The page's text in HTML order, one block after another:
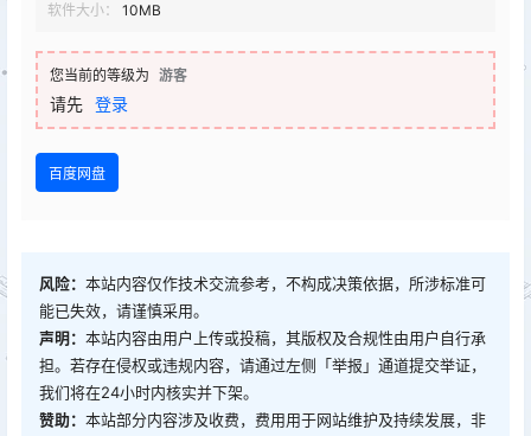
软件大小：
10MB
您当前的等级为 游客
请先 登录
百度网盘
风险： 本站内容仅作技术交流参考，不构成决策依据，所涉标准可
能已失效，请谨慎采用。
声明： 本站内容由用户上传或投稿，其版权及合规性由用户自行承
担。若存在侵权或违规内容，请通过左侧「举报」通道提交举证，
我们将在24小时内核实并下架。
赞助： 本站部分内容涉及收费，费用用于网站维护及持续发展，非